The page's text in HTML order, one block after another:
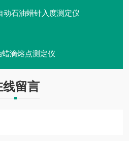
动石油蜡针入度测定仪
蜡滴熔点测定仪
线留言